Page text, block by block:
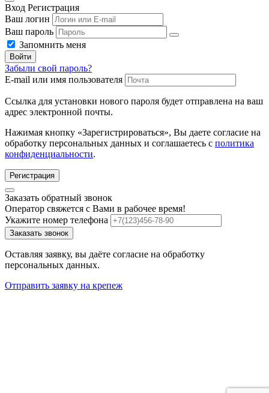
Вход Регистрация
Ваш логин
Ваш пароль
Запомнить меня
Войти
Забыли свой пароль?
E-mail или имя пользователя
Ссылка для установки нового пароля будет отправлена ​​на ваш
адрес электронной почты.
Нажимая кнопку «Зарегистрироваться», Вы даете согласие на
обработку персональных данных и соглашаетесь с политика
конфиденциальности.
Регистрация
Заказать обратный звонок
Оператор свяжется с Вами в рабочее время!
Укажите номер телефона
Заказать звонок
Оставляя заявку, вы даёте согласие на обработку
персональных данных.
Отправить заявку на крепеж